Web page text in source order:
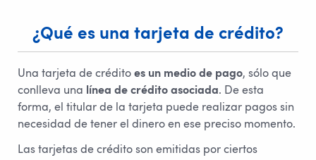
¿Qué es una tarjeta de crédito?
Una tarjeta de crédito es un medio de pago, sólo que
conlleva una
línea de crédito asociada. De esta
forma, el titular de la tarjeta puede realizar pagos sin
necesidad de tener el dinero en ese preciso momento.
Las tarjetas de crédito son emitidas por ciertos